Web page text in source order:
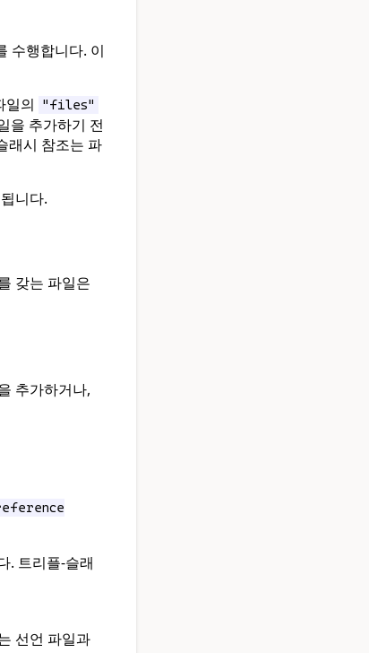
수행합니다. 이
일의 "files"
을 추가하기 전
래시 참조는 파
니다.
갖는 파일은
추가하거나,
. 트리플-슬래
선언 파일과